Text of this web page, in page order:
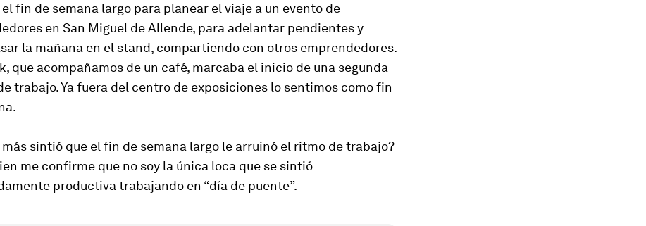
fin de semana largo para planear el viaje a un evento de
en San Miguel de Allende, para adelantar pendientes y
la mañana en el stand, compartiendo con otros emprendedores.
, que acompañamos de un café, marcaba el inicio de una segunda
trabajo. Ya fuera del centro de exposiciones lo sentimos como fin
más sintió que el fin de semana largo le arruinó el ritmo de trabajo?
me confirme que no soy la única loca que se sintió
productiva trabajando en “día de puente”.